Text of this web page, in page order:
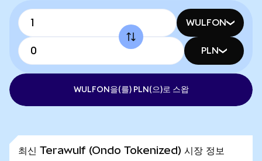
WULFON
PLN
WULFON을(를) PLN(으)로 스왑
최신 Terawulf (Ondo Tokenized) 시장 정보